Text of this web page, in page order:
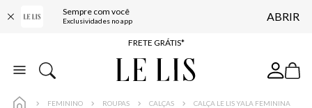
Sempre com você
Exclusividades no app ABRIR
ENTREGA EXPRESSA*
FRETE GRÁTIS*
BAIXE O APP
FEMININO ROUPAS CALÇAS CALÇA LE LIS YALA FEMININA